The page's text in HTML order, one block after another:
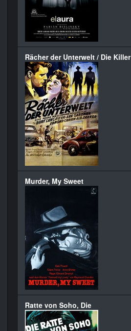
Rächer der Unterwelt / Die Killer
Murder, My Sweet
Ratte von Soho, Die